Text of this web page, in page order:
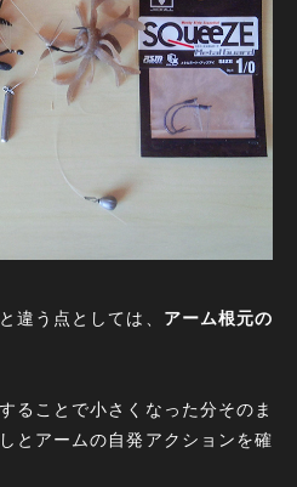
違う点としては、 アーム根元の
ることで小さくなった分そのま
とアームの自発アクションを確